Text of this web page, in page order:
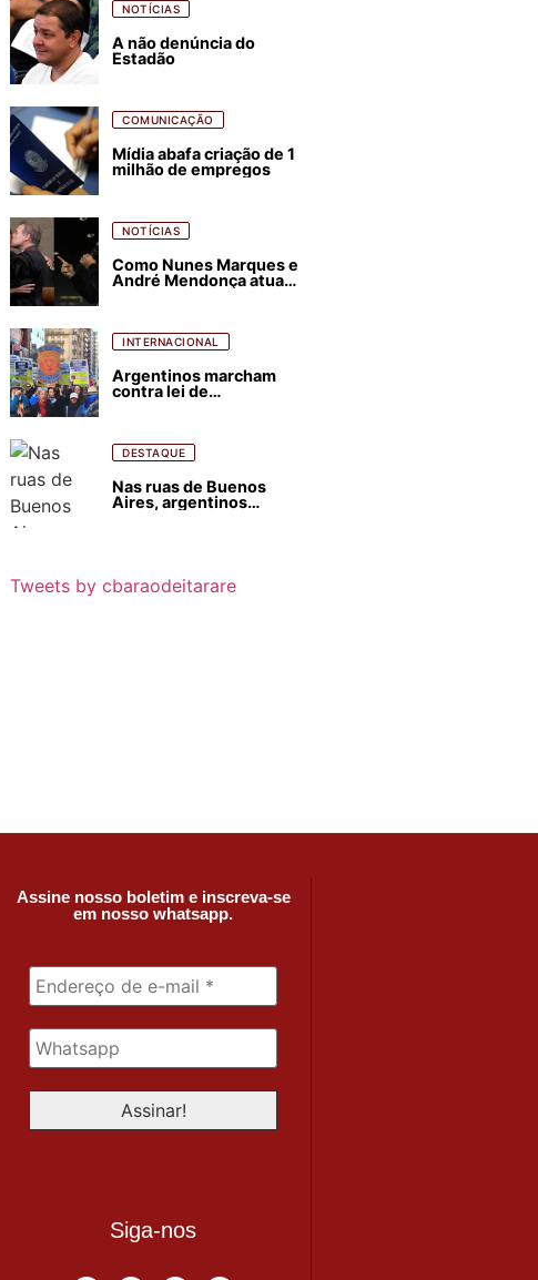
NOTÍCIAS
A não denúncia do
Estadão
COMUNICAÇÃO
Mídia abafa criação de 1
milhão de empregos
NOTÍCIAS
Como Nunes Marques e
André Mendonça atuam
INTERNACIONAL
Argentinos marcham
contra lei de
florestais
DESTAQUE
Nas ruas de Buenos
Aires, argentinos
Tweets by cbaraodeitarare
Assine nosso boletim e inscreva-se
em nosso whatsapp.
Siga-nos